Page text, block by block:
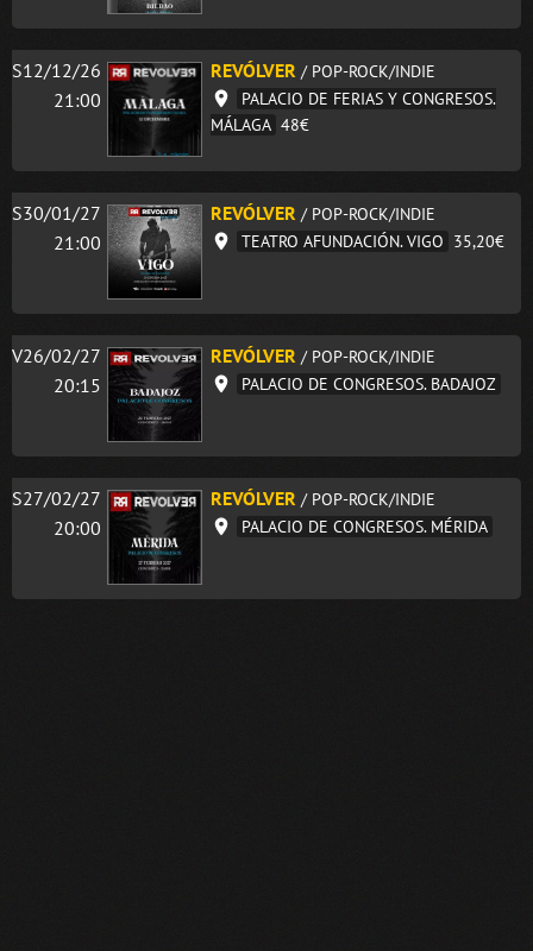
S12/12/26
21:00
REVÓLVER / POP-ROCK/INDIE
PALACIO DE FERIAS Y CONGRESOS.
MÁLAGA 48€
S30/01/27
21:00
REVÓLVER / POP-ROCK/INDIE
TEATRO AFUNDACIÓN. VIGO 35,20€
V26/02/27
20:15
REVÓLVER / POP-ROCK/INDIE
PALACIO DE CONGRESOS. BADAJOZ
S27/02/27
20:00
REVÓLVER / POP-ROCK/INDIE
PALACIO DE CONGRESOS. MÉRIDA